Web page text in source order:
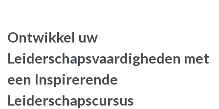
Ontwikkel uw
Leiderschapsvaardigheden met
een Inspirerende
Leiderschapscursus